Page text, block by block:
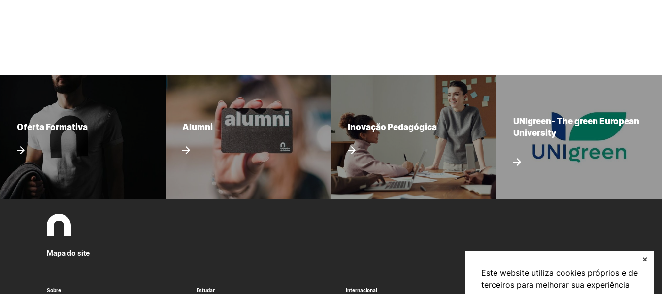
Este website utiliza cookies próprios e de
terceiros para melhorar sua experiência
✕
Oferta Formativa Alumni Inovação Pedagógica
UNIgreen- The green European
University
Mapa do site
Sobre Estudar Internacional Viver